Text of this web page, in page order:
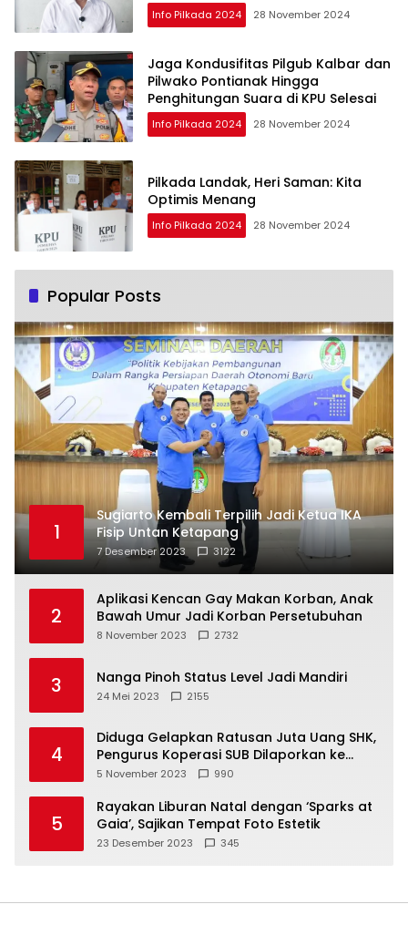
Info Pilkada 2024 28 November 2024
Jaga Kondusifitas Pilgub Kalbar dan
Pilwako Pontianak Hingga
Penghitungan Suara di KPU Selesai
Info Pilkada 2024 28 November 2024
Pilkada Landak, Heri Saman: Kita
Optimis Menang
Info Pilkada 2024 28 November 2024
Popular Posts
1
Sugiarto Kembali Terpilih Jadi Ketua IKA
Fisip Untan Ketapang
7 Desember 2023 3122
2
Aplikasi Kencan Gay Makan Korban, Anak
Bawah Umur Jadi Korban Persetubuhan
8 November 2023 2732
3 Nanga Pinoh Status Level Jadi Mandiri
24 Mei 2023 2155
4
Diduga Gelapkan Ratusan Juta Uang SHK,
Pengurus Koperasi SUB Dilaporkan ke
Polisi
5 November 2023 990
5
Rayakan Liburan Natal dengan ‘Sparks at
Gaia’, Sajikan Tempat Foto Estetik
23 Desember 2023 345